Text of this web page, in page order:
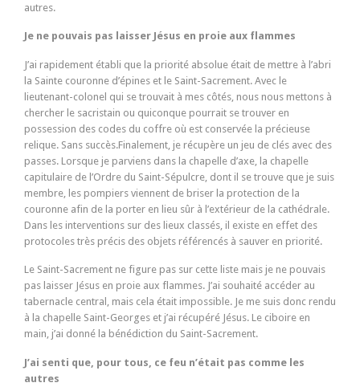
autres.
Je ne pouvais pas laisser Jésus en proie aux flammes
J’ai rapidement établi que la priorité absolue était de mettre à l’abri
la Sainte couronne d’épines et le Saint-Sacrement. Avec le
lieutenant-colonel qui se trouvait à mes côtés, nous nous mettons à
chercher le sacristain ou quiconque pourrait se trouver en
possession des codes du coffre où est conservée la précieuse
relique. Sans succès.Finalement, je récupère un jeu de clés avec des
passes. Lorsque je parviens dans la chapelle d’axe, la chapelle
capitulaire de l’Ordre du Saint-Sépulcre, dont il se trouve que je suis
membre, les pompiers viennent de briser la protection de la
couronne afin de la porter en lieu sûr à l’extérieur de la cathédrale.
Dans les interventions sur des lieux classés, il existe en effet des
protocoles très précis des objets référencés à sauver en priorité.
Le Saint-Sacrement ne figure pas sur cette liste mais je ne pouvais
pas laisser Jésus en proie aux flammes. J’ai souhaité accéder au
tabernacle central, mais cela était impossible. Je me suis donc rendu
à la chapelle Saint-Georges et j’ai récupéré Jésus. Le ciboire en
main, j’ai donné la bénédiction du Saint-Sacrement.
J’ai senti que, pour tous, ce feu n’était pas comme les
autres